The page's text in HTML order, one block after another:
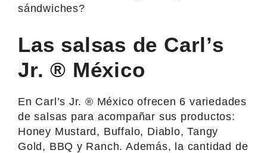
sándwiches?
Las salsas de Carl’s
Jr. ® México
En Carl’s Jr. ® México ofrecen 6 variedades
de salsas para acompañar sus productos:
Honey Mustard, Buffalo, Diablo, Tangy
Gold, BBQ y Ranch. Además, la cantidad de